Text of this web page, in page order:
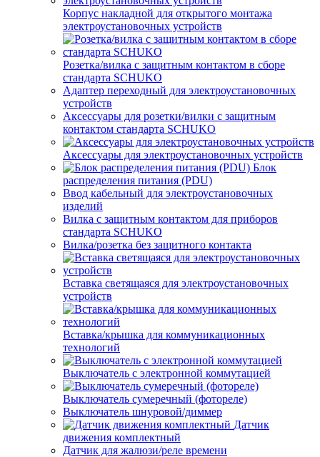
Корпус накладной для открытого монтажа
электроустановочных устройств
Розетка/вилка с защитным контактом в сборе
стандарта SCHUKO
Адаптер переходный для электроустановочных
устройств
Аксессуары для розетки/вилки с защитным
контактом стандарта SCHUKO
Аксессуары для электроустановочных устройств
Блок
распределения питания (PDU)
Ввод кабельный для электроустановочных
изделий
Вилка с защитным контактом для приборов
стандарта SCHUKO
Вилка/розетка без защитного контакта
Вставка светящаяся для электроустановочных
устройств
Вставка/крышка для коммуникационных
технологий
Выключатель с электронной коммутацией
Выключатель сумеречный (фотореле)
Выключатель шнуровой/диммер
Датчик
движения комплектный
Датчик для жалюзи/реле времени